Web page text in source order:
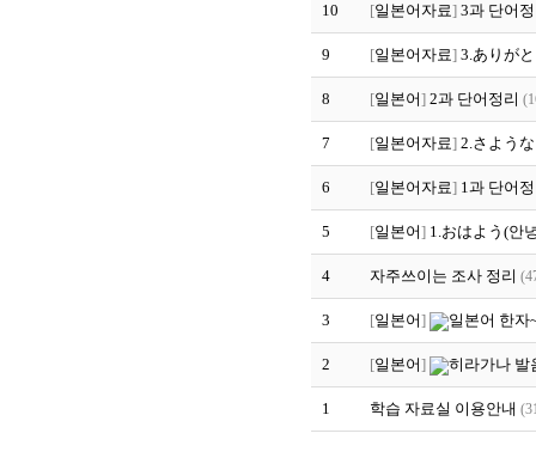
10 [일본어자료] 3과 단어
9 [일본어자료] 3.ありが
8 [일본어] 2과 단어정리
7 [일본어자료] 2.さよう
6 [일본어자료] 1과 단어
5 [일본어] 1.おはよう(안
4 자주쓰이는 조사 정리
3 [일본어] 일본어 한자
2 [일본어] 히라가나 발
1 학습 자료실 이용안내